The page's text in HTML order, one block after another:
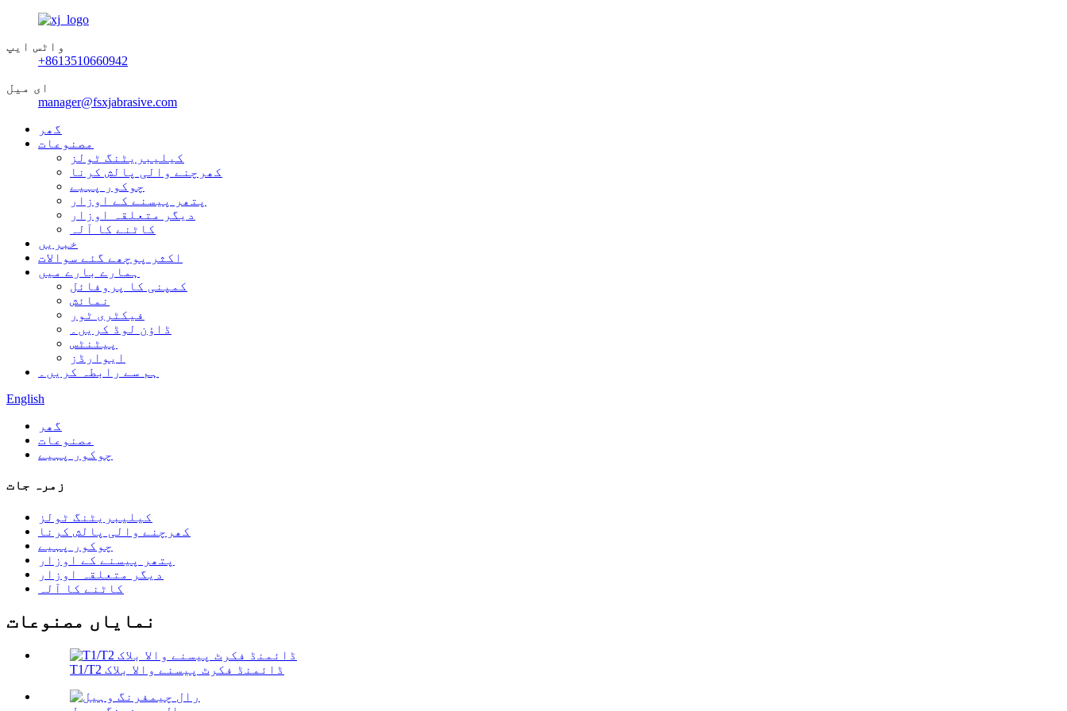
واٹس ایپ
+8613510660942
ای میل
manager@fsxjabrasive.com
گھر
مصنوعات
کیلیبریٹنگ ٹولز
کھرچنے والی پالش کرنا
چوکور پہیے
پتھر پیسنے کے اوزار
دیگر متعلقہ اوزار
کاٹنے کا آلہ
خبریں
اکثر پوچھے گئے سوالات
ہمارے بارے میں
کمپنی کا پروفائل
نمائش
فیکٹری ٹور
ڈاؤن لوڈ کریں۔
پیٹنٹس
ایوارڈز
ہم سے رابطہ کریں۔
English
گھر
مصنوعات
چوکور پہیے
زمرہ جات
کیلیبریٹنگ ٹولز
کھرچنے والی پالش کرنا
چوکور پہیے
پتھر پیسنے کے اوزار
دیگر متعلقہ اوزار
کاٹنے کا آلہ
نمایاں مصنوعات
T1/T2 ڈائمنڈ فکرٹ پیسنے والا بلاک